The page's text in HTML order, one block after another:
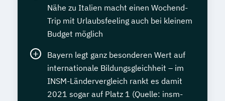
Nähe zu Italien macht einen Wochend-
Trip mit Urlaubsfeeling auch bei kleinem
Budget möglich
Bayern legt ganz besonderen Wert auf
internationale Bildungsgleichheit – im
INSM-Ländervergleich rankt es damit
2021 sogar auf Platz 1 (Quelle: insm-